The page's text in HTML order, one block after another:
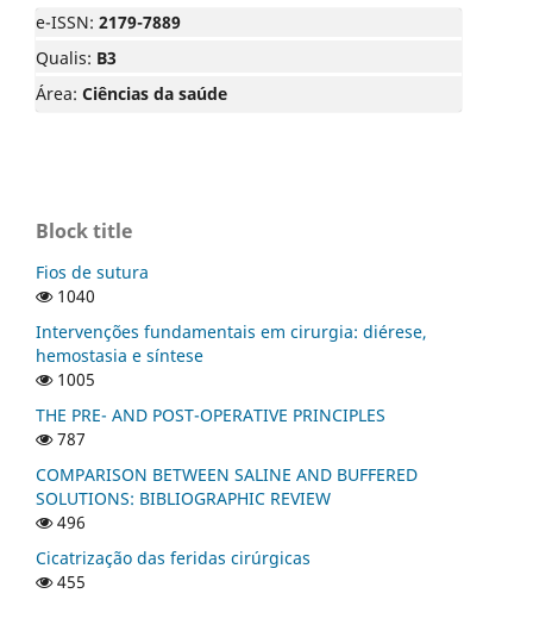
e-ISSN: 2179-7889
Qualis: B3
Área: Ciências da saúde
Block title
Fios de sutura
1040
Intervenções fundamentais em cirurgia: diérese,
hemostasia e síntese
1005
THE PRE- AND POST-OPERATIVE PRINCIPLES
787
COMPARISON BETWEEN SALINE AND BUFFERED
SOLUTIONS: BIBLIOGRAPHIC REVIEW
496
Cicatrização das feridas cirúrgicas
455